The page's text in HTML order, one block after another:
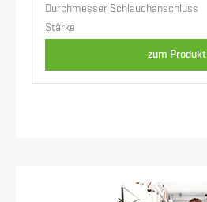
Durchmesser Schlauchanschluss
Stärke
zum Produkt